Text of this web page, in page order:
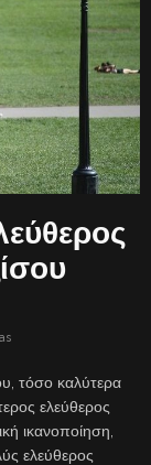
τόσο καλύτερα
ελεύθερος
ικανοποίηση,
ελεύθερος